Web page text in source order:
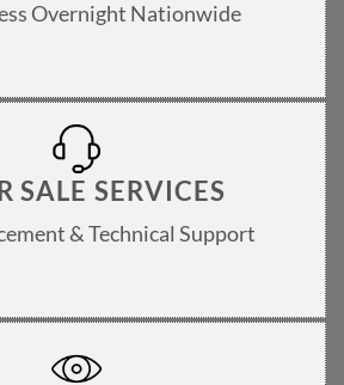
Overnight Nationwide
SALE SERVICES
& Technical Support